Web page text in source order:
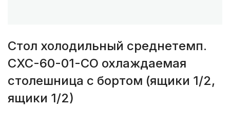
Стол холодильный среднетемп.
СХС-60-01-СО охлаждаемая
столешница с бортом (ящики 1/2,
ящики 1/2)